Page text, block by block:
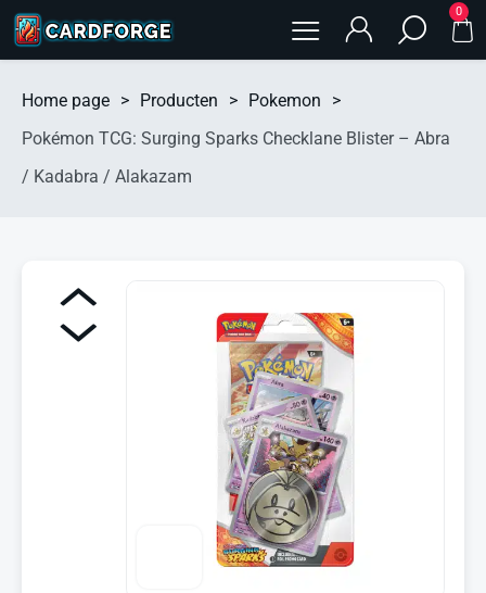
0
Home page > Producten > Pokemon
>
Pokémon TCG: Surging Sparks Checklane Blister – Abra
/ Kadabra / Alakazam